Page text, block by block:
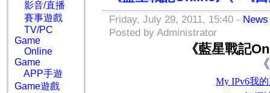
影音/直播
賽事遊戲
TV/PC
Game
Online
Game
APP手遊
Game遊戲
Friday, July 29, 2011, 15:40 -
Posted by Administrator
《藍星戰記